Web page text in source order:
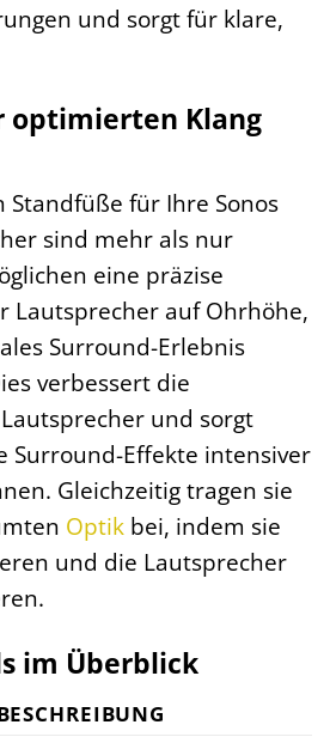
und sorgt für klare,
optimierten Klang
für Ihre Sonos
sind mehr als nur
eine präzise
Lautsprecher auf Ohrhöhe,
Surround-Erlebnis
verbessert die
und sorgt
Surround-Effekte intensiver
Gleichzeitig tragen sie
Optik bei, indem sie
und die Lautsprecher
im Überblick